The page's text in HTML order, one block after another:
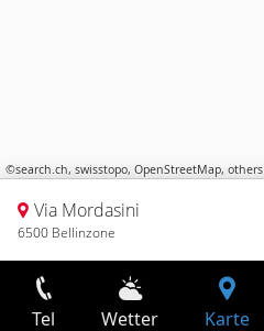
©search.ch, swisstopo, OpenStreetMap, others
Via Mordasini
6500 Bellinzone
Tel Wetter Karte